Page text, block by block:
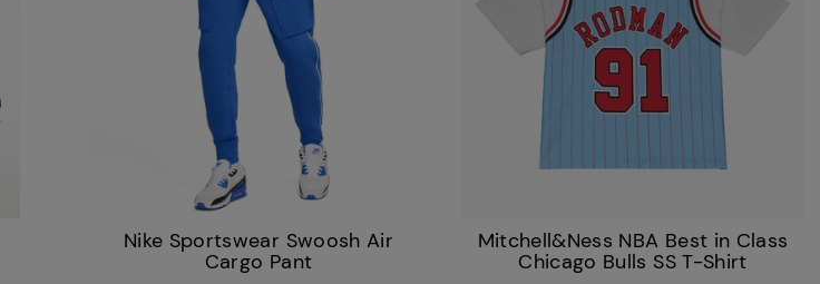
Nike Sportswear Swoosh Air
Cargo Pant
Mitchell&Ness NBA Best in Class
Chicago Bulls SS T-Shirt